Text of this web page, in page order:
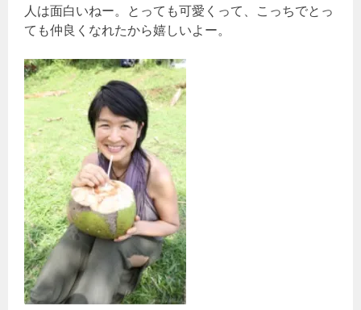
人は面白いねー。とっても可愛くって、こっちでとっ
ても仲良くなれたから嬉しいよー。